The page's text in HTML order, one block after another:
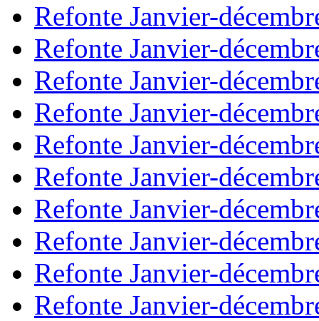
Refonte Janvier-
Refonte Janvier-
Refonte Janvier-
Refonte Janvier-
Refonte Janvier-
Refonte Janvier-
Refonte Janvier-
Refonte Janvier-
Refonte Janvier-
Refonte Janvier-